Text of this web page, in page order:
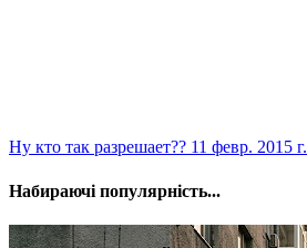
Ну кто так разрешает?? 11 февр. 2015 г.
Набираючі популярність...